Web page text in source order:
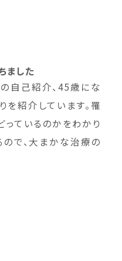
ました
自己紹介、45歳にな
紹介しています。罹
ているのかをわかり
ので、大まかな治療の